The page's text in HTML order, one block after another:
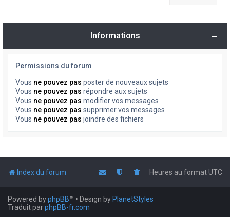
Informations
Permissions du forum
Vous ne pouvez pas poster de nouveaux sujets
Vous ne pouvez pas répondre aux sujets
Vous ne pouvez pas modifier vos messages
Vous ne pouvez pas supprimer vos messages
Vous ne pouvez pas joindre des fichiers
Index du forum Heures au formatUTC
Powered byphpBB™ • Design by PlanetStyles
Traduit parphpBB-fr.com